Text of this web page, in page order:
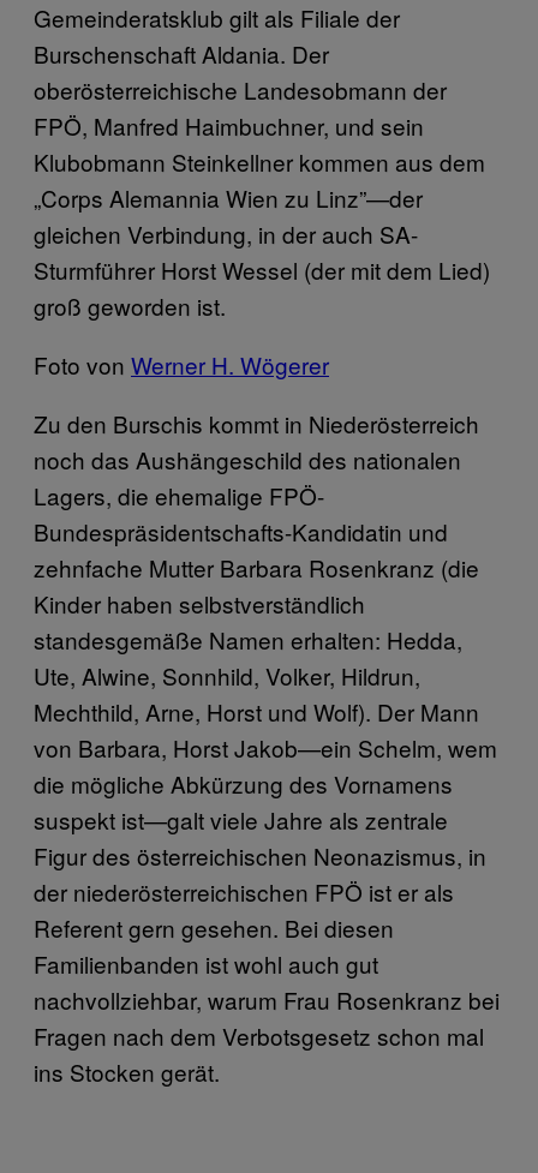
Gemeinderatsklub gilt als Filiale der
Burschenschaft Aldania. Der
oberösterreichische Landesobmann der
FPÖ, Manfred Haimbuchner, und sein
Klubobmann Steinkellner kommen aus dem
„Corps Alemannia Wien zu Linz”—der
gleichen Verbindung, in der auch SA-
Sturmführer Horst Wessel (der mit dem Lied)
groß geworden ist.
Foto von Werner H. Wögerer
Zu den Burschis kommt in Niederösterreich
noch das Aushängeschild des nationalen
Lagers, die ehemalige FPÖ-
Bundespräsidentschafts-Kandidatin und
zehnfache Mutter Barbara Rosenkranz (die
Kinder haben selbstverständlich
standesgemäße Namen erhalten: Hedda,
Ute, Alwine, Sonnhild, Volker, Hildrun,
Mechthild, Arne, Horst und Wolf). Der Mann
von Barbara, Horst Jakob—ein Schelm, wem
die mögliche Abkürzung des Vornamens
suspekt ist—galt viele Jahre als zentrale
Figur des österreichischen Neonazismus, in
der niederösterreichischen FPÖ ist er als
Referent gern gesehen. Bei diesen
Familienbanden ist wohl auch gut
nachvollziehbar, warum Frau Rosenkranz bei
Fragen nach dem Verbotsgesetz schon mal
ins Stocken gerät.